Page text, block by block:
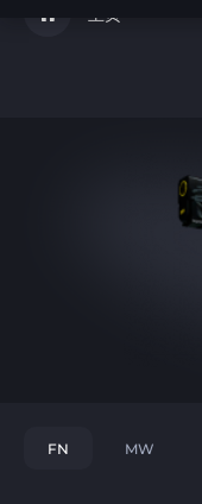
主页
FN MW